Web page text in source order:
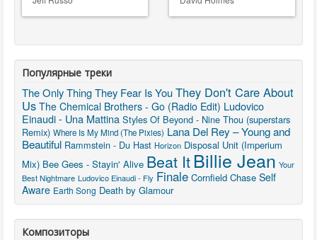
Популярные треки
The Only Thing They Fear Is YouThey Don't Care About
Us The Chemical Brothers - Go (Radio Edit) Ludovico
Einaudi - Una Mattina Styles Of Beyond - Nine Thou (superstars
Remix) Where Is My Mind (The Pixies) Lana Del Rey – Young and
Beautiful Rammstein - Du Hast Horizon Disposal Unit (Imperium
Mix) Bee Gees - Stayin' Alive Beat ItBillie Jean Your
Best Nightmare Ludovico Einaudi - Fly Finale Cornfield Chase Self
Aware Earth Song Death by Glamour
Композиторы